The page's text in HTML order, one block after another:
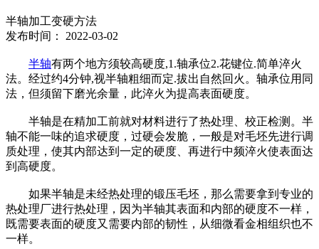
半轴加工变硬方法
发布时间： 2022-03-02
半轴有两个地方须较高硬度,1.轴承位2.花键位.简单淬火
法。经过约4分钟,视半轴粗细而定.拔出自然回火。轴承位用同
法，但须留下磨光余量，此淬火为提高表面硬度。
半轴是在精加工前就对材料进行了热处理、校正检测。半
轴不能一味的追求硬度，过硬会发脆，一般是对毛坯先进行调
质处理，使其内部达到一定的硬度、再进行中频淬火使表面达
到高硬度。
如果半轴是未经热处理的锻压毛坯，那么需要拿到专业的
热处理厂进行热处理，因为半轴其表面和内部的硬度不一样，
既需要表面的硬度又需要内部的韧性，从细微看金相组织也不
一样。